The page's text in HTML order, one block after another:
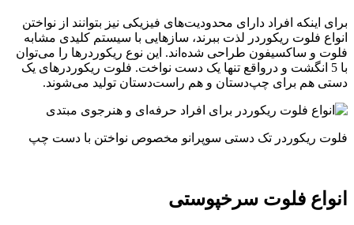
برای اینکه افراد دارای محدودیت‌های فیزیکی نیز بتوانند از نواختن
انواع فلوت ریکوردر لذت ببرند، سازهایی با سیستم کلیدی مشابه
فلوت و ساکسیفون طراحی شده‌اند. این نوع ریکوردرها را می‌توان
با 5 انگشت و درواقع تنها یک دست نواخت. فلوت ریکوردرهای یک
دستی هم برای چپ‌دستان و هم راست‌دستان تولید می‌شوند.
فلوت ریکوردر تک دستی سوپرانو مخصوص نواختن با دست چپ
انواع فلوت سرخپوستی